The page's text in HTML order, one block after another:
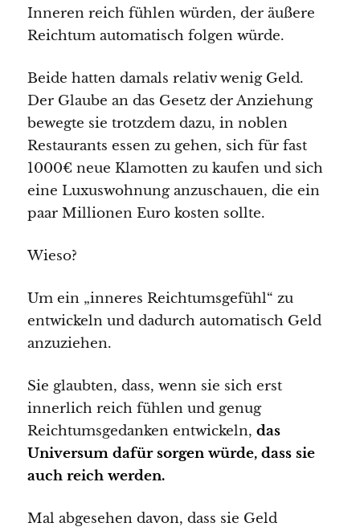
Inneren reich fühlen würden, der äußere
Reichtum automatisch folgen würde.
Beide hatten damals relativ wenig Geld.
Der Glaube an das Gesetz der Anziehung
bewegte sie trotzdem dazu, in noblen
Restaurants essen zu gehen, sich für fast
1000€ neue Klamotten zu kaufen und sich
eine Luxuswohnung anzuschauen, die ein
paar Millionen Euro kosten sollte.
Wieso?
Um ein „inneres Reichtumsgefühl“ zu
entwickeln und dadurch automatisch Geld
anzuziehen.
Sie glaubten, dass, wenn sie sich erst
innerlich reich fühlen und genug
Reichtumsgedanken entwickeln, das
Universum dafür sorgen würde, dass sie
auch reich werden.
Mal abgesehen davon, dass sie Geld